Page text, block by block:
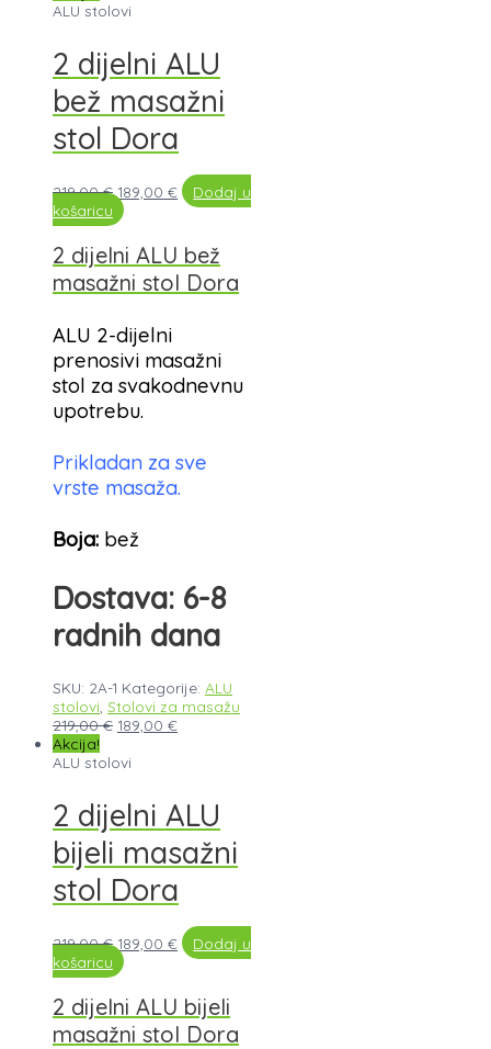
ALU stolovi
2 dijelni ALU
bež masažni
stol Dora
219,00€ 189,00 €
Dodaj u
košaricu
2 dijelni ALU bež
masažni stol Dora
ALU 2-dijelni
prenosivi masažni
stol za svakodnevnu
upotrebu.
Prikladan za sve
vrste masaža.
Boja: bež
Dostava: 6-8
radnih dana
SKU: 2A-1 Kategorije: ALU
stolovi Stolovi za masažu
219,00€ 189,00 €
Akcija!
ALU stolovi
2 dijelni ALU
bijeli masažni
stol Dora
219,00€ 189,00 €
Dodaj u
košaricu
2 dijelni ALU bijeli
masažni stol Dora